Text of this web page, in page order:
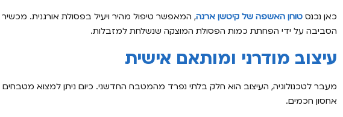
כאן נכנס טוחן האשפה של קיטשן ארנה, המאפשר טיפול מהיר ויעיל בפסולת אורגנית.
הסביבה על ידי הפחתת כמות הפסולת המוצקה שנשלחת למזבלות.
עיצוב מודרני ומותאם אישית
מעבר לטכנולוגיה, העיצוב הוא חלק בלתי נפרד מהמטבח החדשני. כיום ניתן למצוא מטבחים
אחסון חכמים.